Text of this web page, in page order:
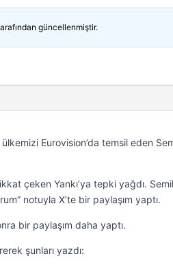
güncellenmiştir.
ülkemizi Eurovision’da temsil eden
çeken Yankı’ya tepki yağdı.
notuyla X’te bir paylaşım yaptı.
bir paylaşım daha yaptı.
şunları yazdı: